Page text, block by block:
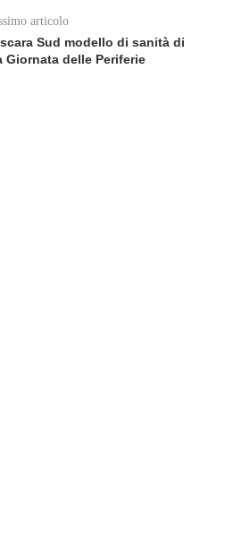
articolo
Sud modello di sanità di
Giornata delle Periferie